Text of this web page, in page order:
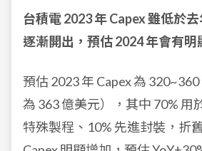
台積電 2023 年 Capex 雖低於
逐漸開出，預估 2024 年會有明
預估 2023 年 Capex 為
為 363 億美元），其中 70% 用
特殊製程、10% 先進封裝，折